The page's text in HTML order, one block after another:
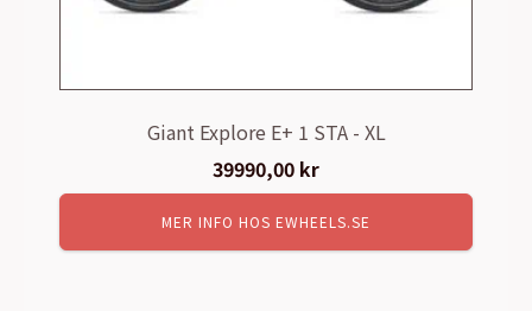
Giant Explore E+ 1 STA - XL
39990,00 kr
MER INFO HOS EWHEELS.SE